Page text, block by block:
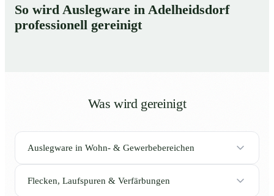
So wird Auslegware in Adelheidsdorf
professionell gereinigt
Was wird gereinigt
Auslegware in Wohn- & Gewerbebereichen
Flecken, Laufspuren & Verfärbungen